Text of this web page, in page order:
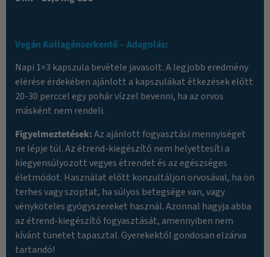
Vegán Kollagénserkentő – Adagolás:
Napi 1×3 kapszula bevétele javasolt. A legjobb eredmény
elérése érdekében ajánlott a kapszulákat étkezések előtt
20-30 perccel egy pohár vízzel bevenni, ha az orvos
másként nem rendeli.
Figyelmeztetések:Az ajánlott fogyasztási mennyiséget
ne lépje túl. Az étrend-kiegészítő nem helyettesíti a
kiegyensúlyozott vegyes étrendet és az egészséges
életmódot. Használat előtt konzultáljon orvosával, ha ön
terhes vagy szoptat, ha súlyos betegsége van, vagy
vényköteles gyógyszereket használ. Azonnal hagyja abba
az étrend-kiegészítő fogyasztását, amennyiben nem
kívánt tünetet tapasztal. Gyerekektől gondosan elzárva
tartandó!